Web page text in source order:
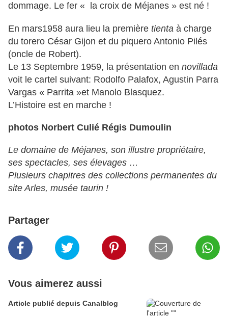
dommage. Le fer « la croix de Méjanes » est né !
En mars1958 aura lieu la première tienta à charge
du torero César Gijon et du piquero Antonio Pilés
(oncle de Robert).
Le 13 Septembre 1959, la présentation en novillada
voit le cartel suivant: Rodolfo Palafox, Agustin Parra
Vargas « Parrita »et Manolo Blasquez.
L’Histoire est en marche !
photos Norbert Culié Régis Dumoulin
Le domaine de Méjanes, son illustre propriétaire,
ses spectacles, ses élevages …
Plusieurs chapitres des collections permanentes du
site Arles, musée taurin !
Partager
Vous aimerez aussi
Article publié depuis Canalblog